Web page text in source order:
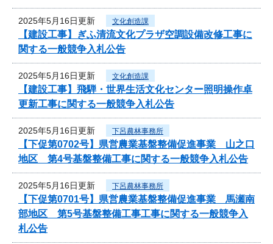
2025年5月16日更新 文化創造課
【建設工事】ぎふ清流文化プラザ空調設備改修工事に
関する一般競争入札公告
2025年5月16日更新 文化創造課
【建設工事】飛騨・世界生活文化センター照明操作卓
更新工事に関する一般競争入札公告
2025年5月16日更新 下呂農林事務所
【下促第0702号】県営農業基盤整備促進事業 山之口
地区 第4号基盤整備工事に関する一般競争入札公告
2025年5月16日更新 下呂農林事務所
【下促第0701号】県営農業基盤整備促進事業 馬瀬南
部地区 第5号基盤整備工事工事に関する一般競争入
札公告